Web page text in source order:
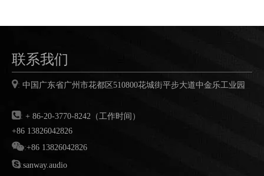
联系我们
: 中国广东省广州市花都区510800花城街平步大道中金乐工业园
: + 86-20-3770-8242（工作时间）
+86 13826042826
:+86 13826042826
:sanway.audio